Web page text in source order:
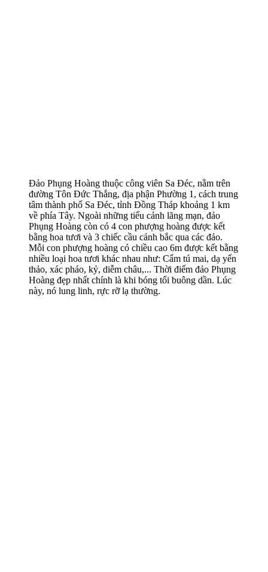
Đảo Phụng Hoàng thuộc công viên Sa Đéc, nằm trên
đường Tôn Đức Thắng, địa phận Phường 1, cách trung
tâm thành phố Sa Đéc, tỉnh Đồng Tháp khoảng 1 km
về phía Tây. Ngoài những tiểu cảnh lãng mạn, đảo
Phụng Hoàng còn có 4 con phượng hoàng được kết
bằng hoa tươi và 3 chiếc cầu cảnh bắc qua các đảo.
Mỗi con phượng hoàng có chiều cao 6m được kết bằng
nhiều loại hoa tươi khác nhau như: Cẩm tú mai, dạ yến
thảo, xác pháo, kỷ, diễm châu,... Thời điểm đảo Phụng
Hoàng đẹp nhất chính là khi bóng tối buông dần. Lúc
này, nó lung linh, rực rỡ lạ thường.